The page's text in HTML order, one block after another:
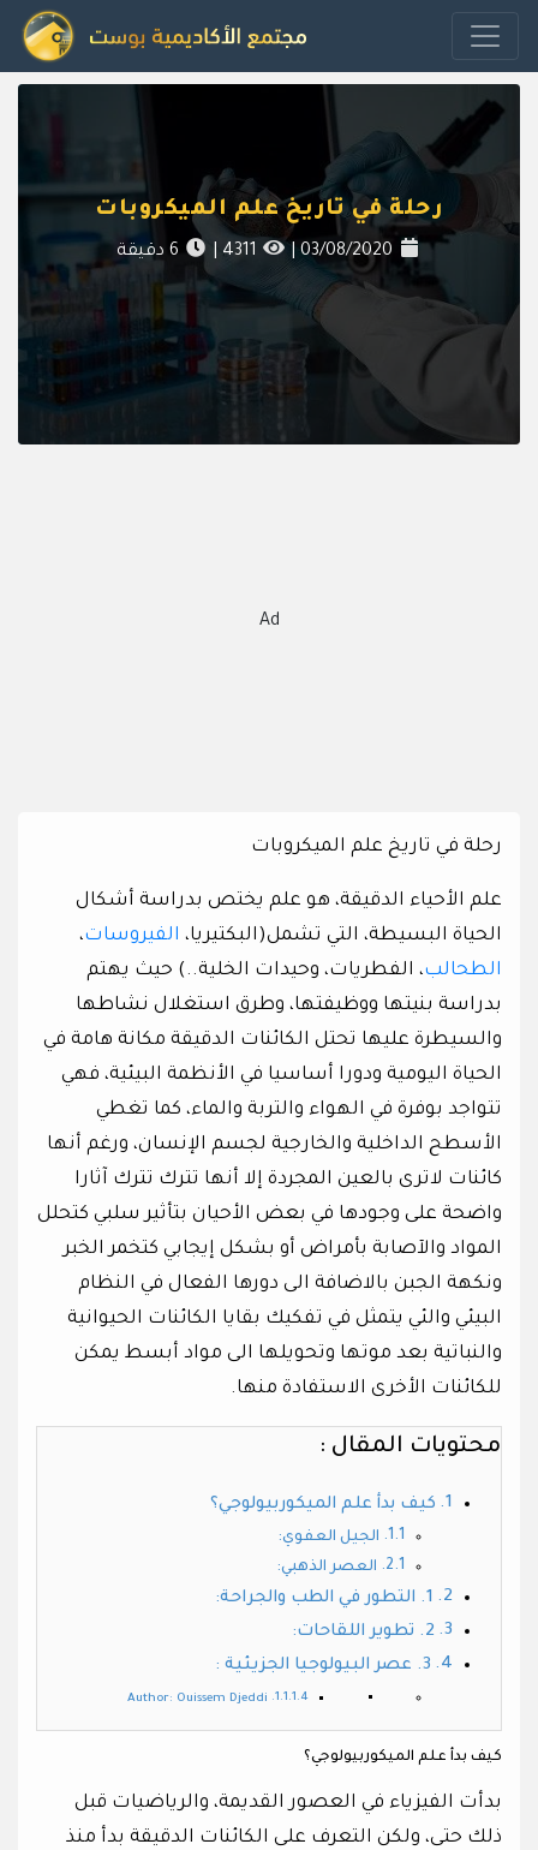
رحلة في تاريخ علم الميكروبات
03/08/2020
6 دقيقة
Ad
رحلة في تاريخ علم الميكروبات
علم الأحياء الدقيقة، هو علم يختص بدراسة أشكال
الحياة البسيطة، التي تشمل(البكتيريا، الفيروسات،
الطحالب، الفطريات، وحيدات الخلية..) حيث يهتم
بدراسة بنيتها ووظيفتها، وطرق استغلال نشاطها
والسيطرة عليها تحتل الكائنات الدقيقة مكانة هامة في
الحياة اليومية ودورا أساسيا في الأنظمة البيئية، فهي
تتواجد بوفرة في الهواء والتربة والماء، كما تغطي
الأسطح الداخلية والخارجية لجسم الإنسان، ورغم أنها
كائنات لاترى بالعين المجردة إلا أنها تترك تترك آثارا
واضحة على وجودها في بعض الأحيان بتأثير سلبي كتحلل
المواد والآصابة بأمراض أو بشكل إيجابي كتخمر الخبر
ونكهة الجبن بالاضافة الى دورها الفعال في النظام
البيئي والئي يتمثل في تفكيك بقايا الكائنات الحيوانية
والنباتية بعد موتها وتحويلها الى مواد أبسط يمكن
للكائنات الأخرى الاستفادة منها.
محتويات المقال :
كيف بدأ علم الميكوربيولوجي؟
الجيل العفوي:
العصر الذهبي:
1. التطور في الطب والجراحة:
2. تطوير اللقاحات:
3. عصر البيولوجيا الجزيئية :
Author: Ouissem Djeddi
كيف بدأ علم الميكوربيولوجي؟
بدأت الفيزياء في العصور القديمة، والرياضيات قبل
ذلك حتى، ولكن التعرف على الكائنات الدقيقة بدأ منذ